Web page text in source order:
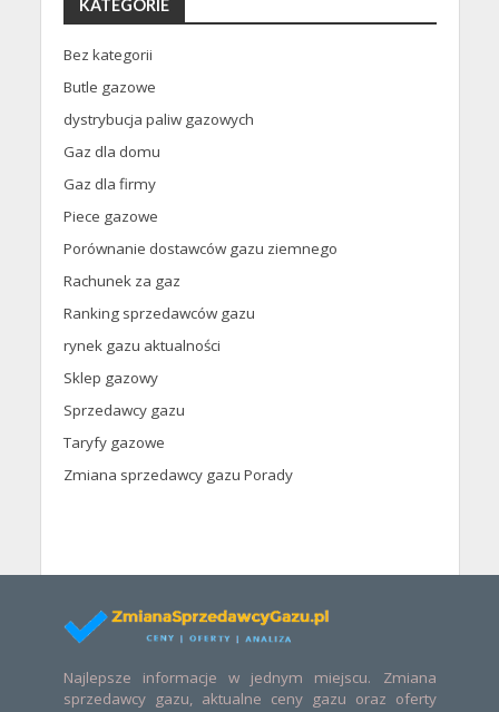
KATEGORIE
Bez kategorii
Butle gazowe
dystrybucja paliw gazowych
Gaz dla domu
Gaz dla firmy
Piece gazowe
Porównanie dostawców gazu ziemnego
Rachunek za gaz
Ranking sprzedawców gazu
rynek gazu aktualności
Sklep gazowy
Sprzedawcy gazu
Taryfy gazowe
Zmiana sprzedawcy gazu Porady
Najlepsze informacje w jednym miejscu. Zmiana
sprzedawcy gazu, aktualne ceny gazu oraz oferty